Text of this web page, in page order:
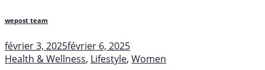
wepost team
février 3, 2025février 6, 2025
Health & Wellness, Lifestyle, Women